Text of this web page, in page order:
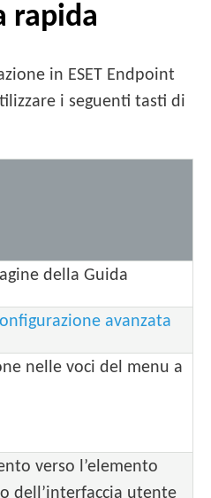
rapida
in ESET Endpoint
i seguenti tasti di
della Guida
avanzata
nelle voci del menu a
verso l’elemento
dell’interfaccia utente